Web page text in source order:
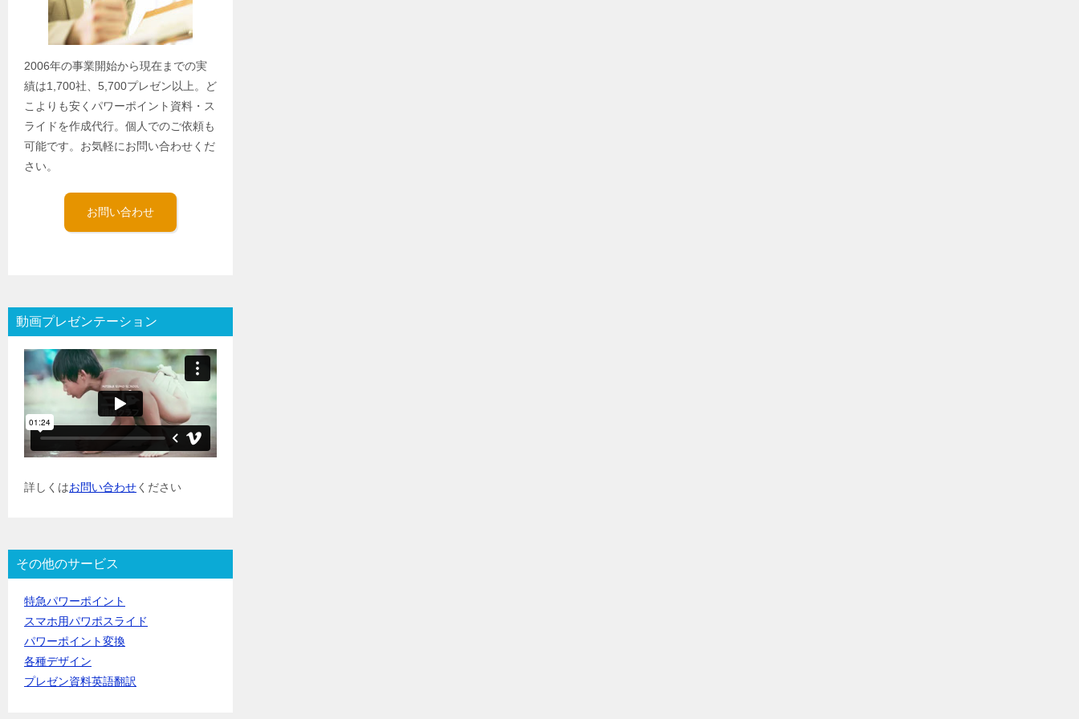
2006年の事業開始から現在までの実
績は1,700社、5,700プレゼン以上。ど
こよりも安くパワーポイント資料・ス
ライドを作成代行。個人でのご依頼も
可能です。お気軽にお問い合わせくだ
さい。
お問い合わせ
動画プレゼンテーション
詳しくはお問い合わせください
その他のサービス
特急パワーポイント
スマホ用パワポスライド
パワーポイント変換
各種デザイン
プレゼン資料英語翻訳